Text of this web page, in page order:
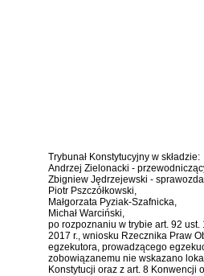
Trybunał Konstytucyjny w składzie:
Andrzej Zielonacki -
Zbigniew Jędrzejewski -
Piotr Pszczółkowski,
Małgorzata Pyziak-Szafnicka,
Michał Warciński,
po rozpoznaniu w trybie art. 92 ust.
2017 r., wniosku Rzecznika Praw
egzekutora, prowadzącego
zobowiązanemu nie wskazano
Konstytucji oraz z art. 8 Konwencji